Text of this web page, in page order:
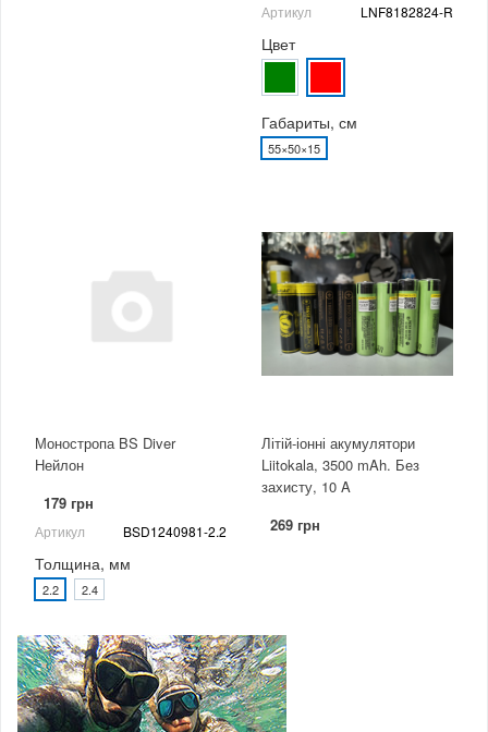
Артикул LNF8182824-R
Цвет
Габариты, см
55×50×15
Моностропа BS Diver
Нейлон
179 грн
Артикул BSD1240981-2.2
Толщина, мм
2.2 2.4
Літій-іонні акумулятори
Liitokala, 3500 mAh. Без
захисту, 10 A
269 грн